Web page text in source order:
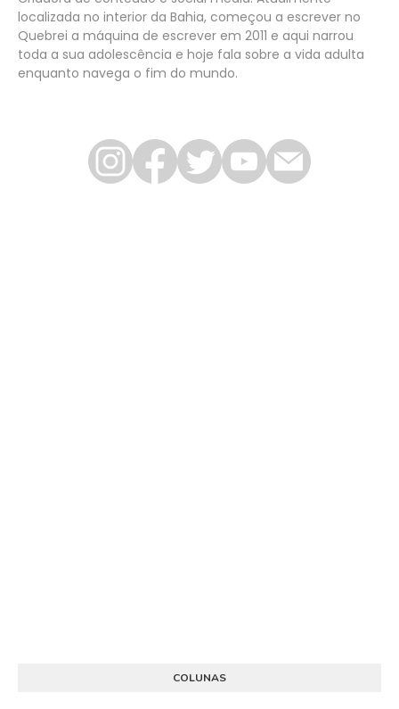
localizada no interior da Bahia, começou a escrever no
Quebrei a máquina de escrever em 2011 e aqui narrou
toda a sua adolescência e hoje fala sobre a vida adulta
enquanto navega o fim do mundo.
COLUNAS